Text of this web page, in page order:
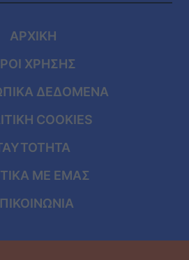
ΑΡΧΙΚΗ
ΧΡΗΣΗΣ
ΔΕΔΟΜΕΝΑ
COOKIES
ΜΕ ΕΜΑΣ